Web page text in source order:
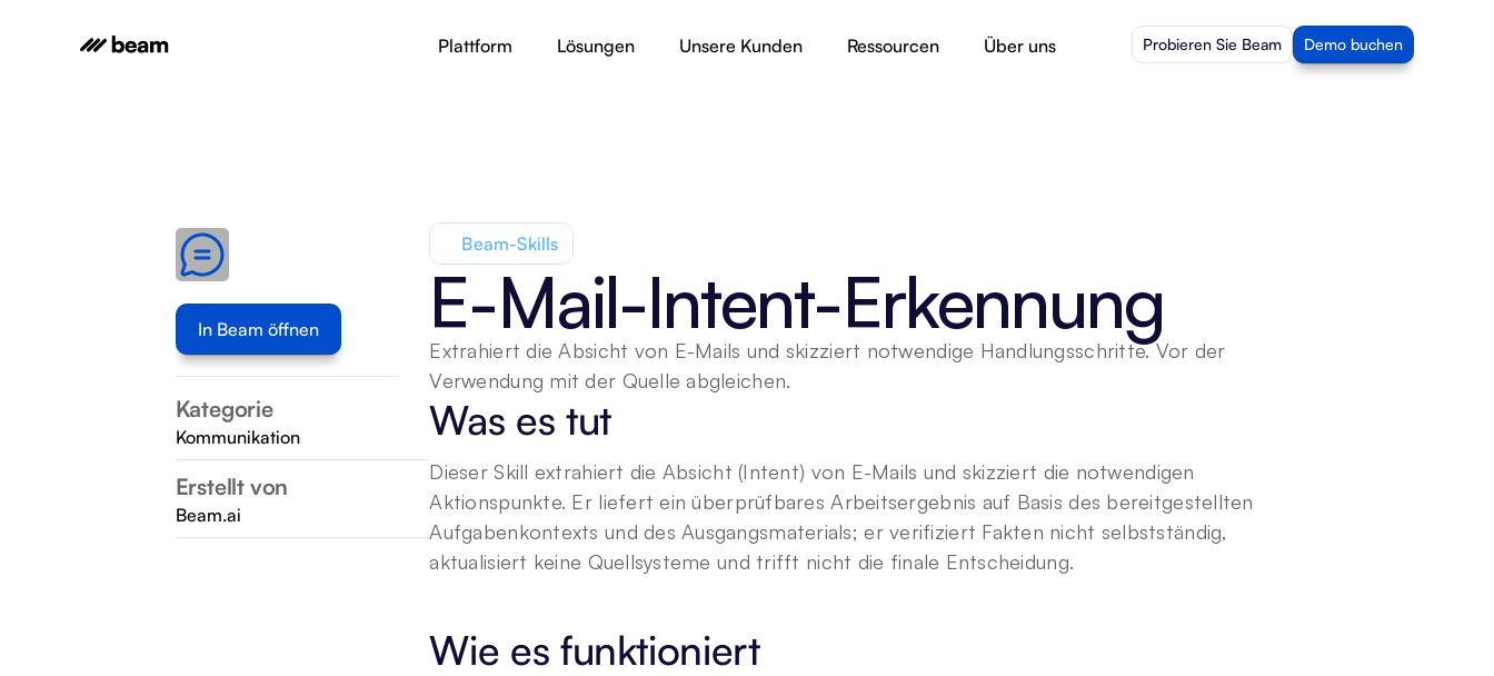
Plattform Lösungen Unsere Kunden Ressourcen Über uns Probieren Sie Beam Demo buchen
In Beam öffnen
Kategorie
Kommunikation
Erstellt von
Beam.ai
Beam-Skills
E-Mail-Intent-Erkennung
Extrahiert die Absicht von E-Mails und skizziert notwendige Handlungsschritte. Vor der
Verwendung mit der Quelle abgleichen.
Was es tut
Dieser Skill extrahiert die Absicht (Intent) von E-Mails und skizziert die notwendigen
Aktionspunkte. Er liefert ein überprüfbares Arbeitsergebnis auf Basis des bereitgestellten
Aufgabenkontexts und des Ausgangsmaterials; er verifiziert Fakten nicht selbstständig,
aktualisiert keine Quellsysteme und trifft nicht die finale Entscheidung.
Wie es funktioniert